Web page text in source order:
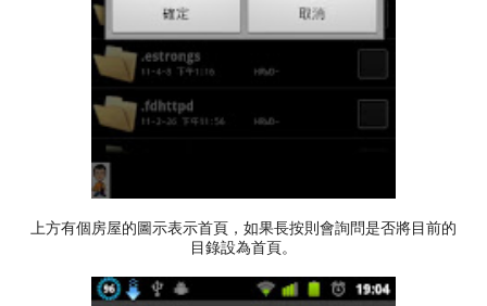
上方有個房屋的圖示表示首頁，如果長按則會詢問是否將目前的
目錄設為首頁。